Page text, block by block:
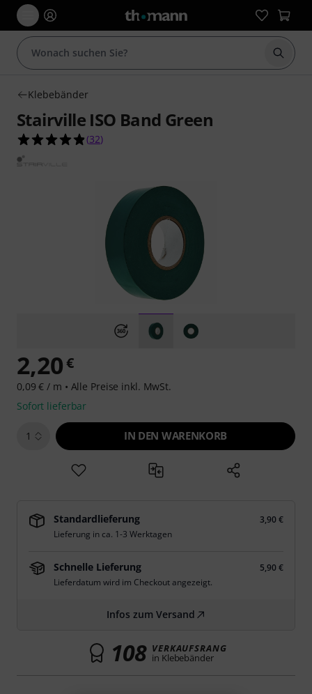
Suche
Klebebänder
Stairville ISO Band Green
4.8 von 5 Sternen aus 32 Kundenbewertungen
(32)
2,20€
0,09 € / m • Alle Preise inkl. MwSt.
Sofort lieferbar
1 IN DEN WARENKORB
Standardlieferung
3,90 €
Lieferung in ca. 1-3 Werktagen
Schnelle Lieferung
5,90 €
Lieferdatum wird im Checkout angezeigt.
Infos zum Versand
108 VERKAUFSRANG
in Klebebänder